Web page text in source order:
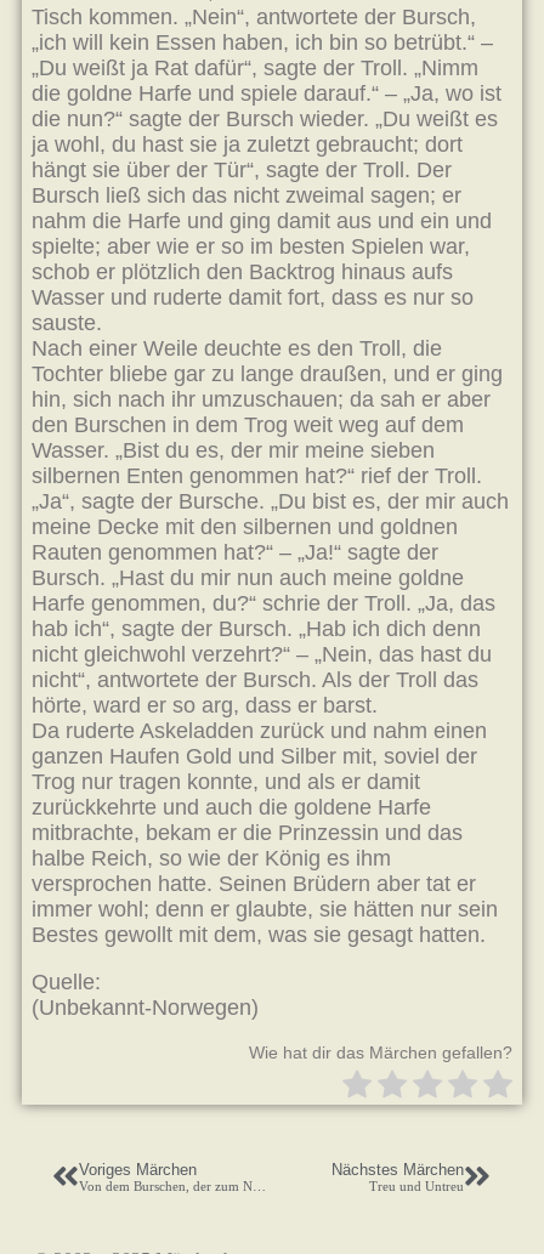
Tisch kommen. „Nein“, antwortete der Bursch,
„ich will kein Essen haben, ich bin so betrübt.“ –
„Du weißt ja Rat dafür“, sagte der Troll. „Nimm
die goldne Harfe und spiele darauf.“ – „Ja, wo ist
die nun?“ sagte der Bursch wieder. „Du weißt es
ja wohl, du hast sie ja zuletzt gebraucht; dort
hängt sie über der Tür“, sagte der Troll. Der
Bursch ließ sich das nicht zweimal sagen; er
nahm die Harfe und ging damit aus und ein und
spielte; aber wie er so im besten Spielen war,
schob er plötzlich den Backtrog hinaus aufs
Wasser und ruderte damit fort, dass es nur so
sauste.
Nach einer Weile deuchte es den Troll, die
Tochter bliebe gar zu lange draußen, und er ging
hin, sich nach ihr umzuschauen; da sah er aber
den Burschen in dem Trog weit weg auf dem
Wasser. „Bist du es, der mir meine sieben
silbernen Enten genommen hat?“ rief der Troll.
„Ja“, sagte der Bursche. „Du bist es, der mir auch
meine Decke mit den silbernen und goldnen
Rauten genommen hat?“ – „Ja!“ sagte der
Bursch. „Hast du mir nun auch meine goldne
Harfe genommen, du?“ schrie der Troll. „Ja, das
hab ich“, sagte der Bursch. „Hab ich dich denn
nicht gleichwohl verzehrt?“ – „Nein, das hast du
nicht“, antwortete der Bursch. Als der Troll das
hörte, ward er so arg, dass er barst.
Da ruderte Askeladden zurück und nahm einen
ganzen Haufen Gold und Silber mit, soviel der
Trog nur tragen konnte, und als er damit
zurückkehrte und auch die goldene Harfe
mitbrachte, bekam er die Prinzessin und das
halbe Reich, so wie der König es ihm
versprochen hatte. Seinen Brüdern aber tat er
immer wohl; denn er glaubte, sie hätten nur sein
Bestes gewollt mit dem, was sie gesagt hatten.
Quelle:
(Unbekannt-Norwegen)
Wie hat dir das Märchen gefallen?
Voriges Märchen Nächstes Märchen
Treu und Untreu